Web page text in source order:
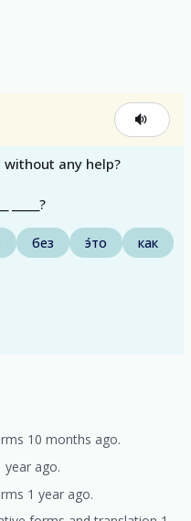
any help?
_____?
без э́то
как
10 months ago.
ago.
1 year ago.